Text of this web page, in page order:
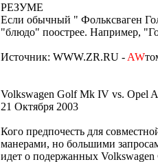
РЕЗУМЕ
Если обычный " Фольксваген
"блюдо" поострее. Например,
Источник: WWW.ZR.RU - AW
Volkswagen Golf Mk IV vs. Opel
21 Октября 2003
Кого предпочесть для
манерами, но большими
идет о подержанных